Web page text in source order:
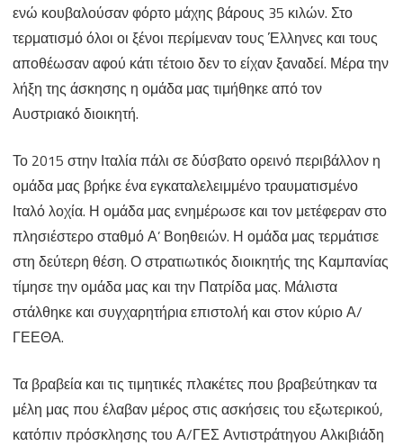
ενώ κουβαλούσαν φόρτο μάχης βάρους 35 κιλών. Στο
τερματισμό όλοι οι ξένοι περίμεναν τους Έλληνες και τους
αποθέωσαν αφού κάτι τέτοιο δεν το είχαν ξαναδεί. Μέρα την
λήξη της άσκησης η ομάδα μας τιμήθηκε από τον
Αυστριακό διοικητή.
Το 2015 στην Ιταλία πάλι σε δύσβατο ορεινό περιβάλλον η
ομάδα μας βρήκε ένα εγκαταλελειμμένο τραυματισμένο
Ιταλό λοχία. Η ομάδα μας ενημέρωσε και τον μετέφεραν στο
πλησιέστερο σταθμό Α’ Βοηθειών. Η ομάδα μας τερμάτισε
στη δεύτερη θέση. Ο στρατιωτικός διοικητής της Καμπανίας
τίμησε την ομάδα μας και την Πατρίδα μας. Μάλιστα
στάλθηκε και συγχαρητήρια επιστολή και στον κύριο Α/
ΓΕΕΘΑ.
Τα βραβεία και τις τιμητικές πλακέτες που βραβεύτηκαν τα
μέλη μας που έλαβαν μέρος στις ασκήσεις του εξωτερικού,
κατόπιν πρόσκλησης του Α/ΓΕΣ Αντιστράτηγου Αλκιβιάδη